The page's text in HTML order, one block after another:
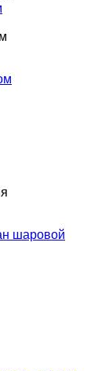
шаровой